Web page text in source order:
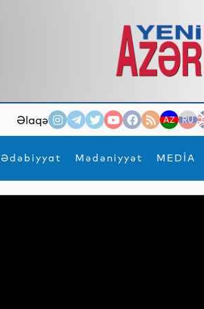
Əlaqə AZ RU
Ədəbiyyat Mədəniyyət MEDİA
×